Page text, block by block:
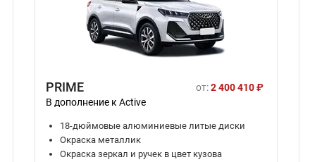
PRIME от:2 400 410 ₽
В дополнение к Active
18-дюймовые алюминиевые литые диски
Окраска металлик
Окраска зеркал и ручек в цвет кузова